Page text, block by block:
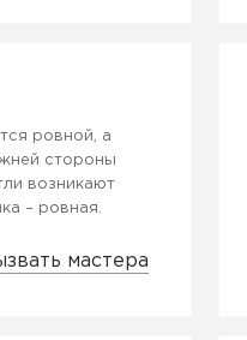
ровной, а
стороны
возникают
– ровная.
мастера